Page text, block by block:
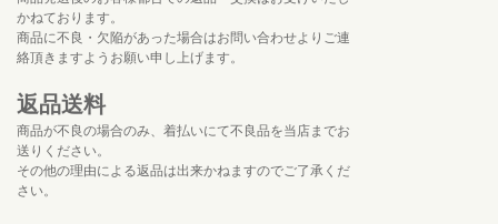
かねております。
商品に不良・欠陥があった場合はお問い合わせよりご連
絡頂きますようお願い申し上げます。
返品送料
商品が不良の場合のみ、着払いにて不良品を当店までお
送りください。
その他の理由による返品は出来かねますのでご了承くだ
さい。